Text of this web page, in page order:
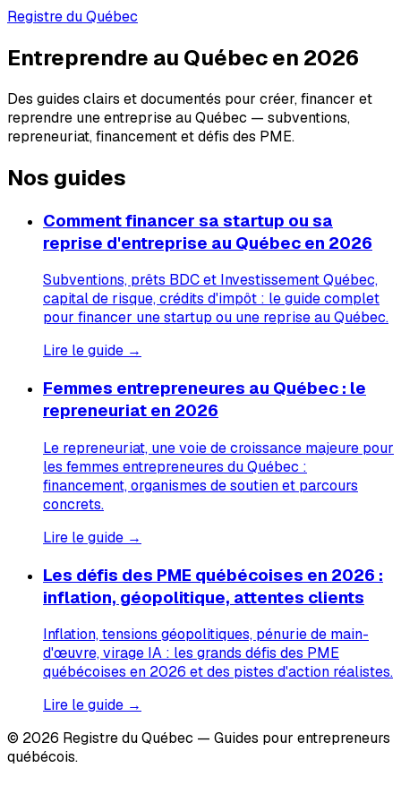
Registre du Québec
Entreprendre au Québec en 2026
Des guides clairs et documentés pour créer, financer et
reprendre une entreprise au Québec — subventions,
repreneuriat, financement et défis des PME.
Nos guides
Comment financer sa startup ou sa
reprise d'entreprise au Québec en 2026
Subventions, prêts BDC et Investissement Québec,
capital de risque, crédits d'impôt : le guide complet
pour financer une startup ou une reprise au Québec.
Lire le guide →
Femmes entrepreneures au Québec : le
repreneuriat en 2026
Le repreneuriat, une voie de croissance majeure pour
les femmes entrepreneures du Québec :
financement, organismes de soutien et parcours
concrets.
Lire le guide →
Les défis des PME québécoises en 2026 :
inflation, géopolitique, attentes clients
Inflation, tensions géopolitiques, pénurie de main-
d'œuvre, virage IA : les grands défis des PME
québécoises en 2026 et des pistes d'action réalistes.
Lire le guide →
© 2026 Registre du Québec — Guides pour entrepreneurs
québécois.